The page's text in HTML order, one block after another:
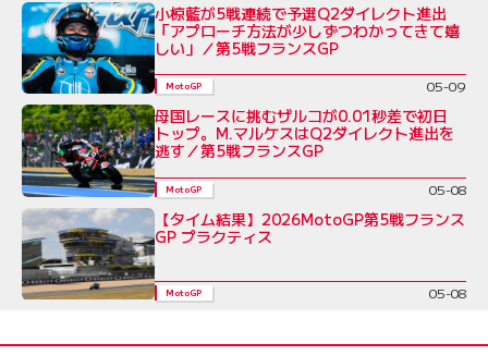
小椋藍が5戦連続で予選Q2ダイレクト進出
「アプローチ方法が少しずつわかってきて嬉
しい」／第5戦フランスGP
MotoGP 05-09
母国レースに挑むザルコが0.01秒差で初日
トップ。M.マルケスはQ2ダイレクト進出を
逃す／第5戦フランスGP
MotoGP 05-08
【タイム結果】2026MotoGP第5戦フランス
GP プラクティス
MotoGP 05-08